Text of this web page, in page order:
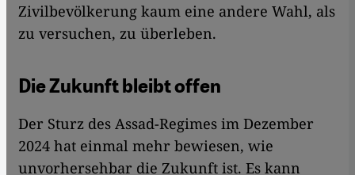
Zivilbevölkerung kaum eine andere Wahl, als
zu versuchen, zu überleben.
Die Zukunft bleibt offen
Der Sturz des Assad-Regimes im Dezember
2024 hat einmal mehr bewiesen, wie
unvorhersehbar die Zukunft ist. Es kann